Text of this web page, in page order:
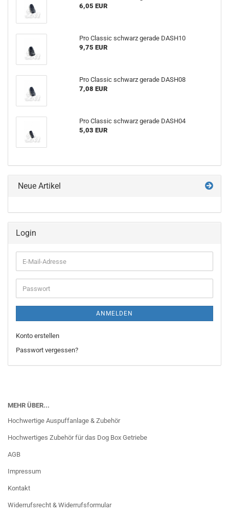
6,05 EUR
Pro Clas­sic schwarz ge­ra­de DASH10
9,75 EUR
Pro Clas­sic schwarz ge­ra­de DASH08
7,08 EUR
Pro Clas­sic schwarz ge­ra­de DASH04
5,03 EUR
Neue Artikel
Login
E-
Mail-
Adresse
Passwort
ANMELDEN
Konto erstellen
Passwort vergessen?
MEHR ÜBER...
Hochwertige Auspuffanlage & Zubehör
Hochwertiges Zubehör für das Dog Box Getriebe
AGB
Impressum
Kontakt
Widerrufsrecht & Widerrufsformular